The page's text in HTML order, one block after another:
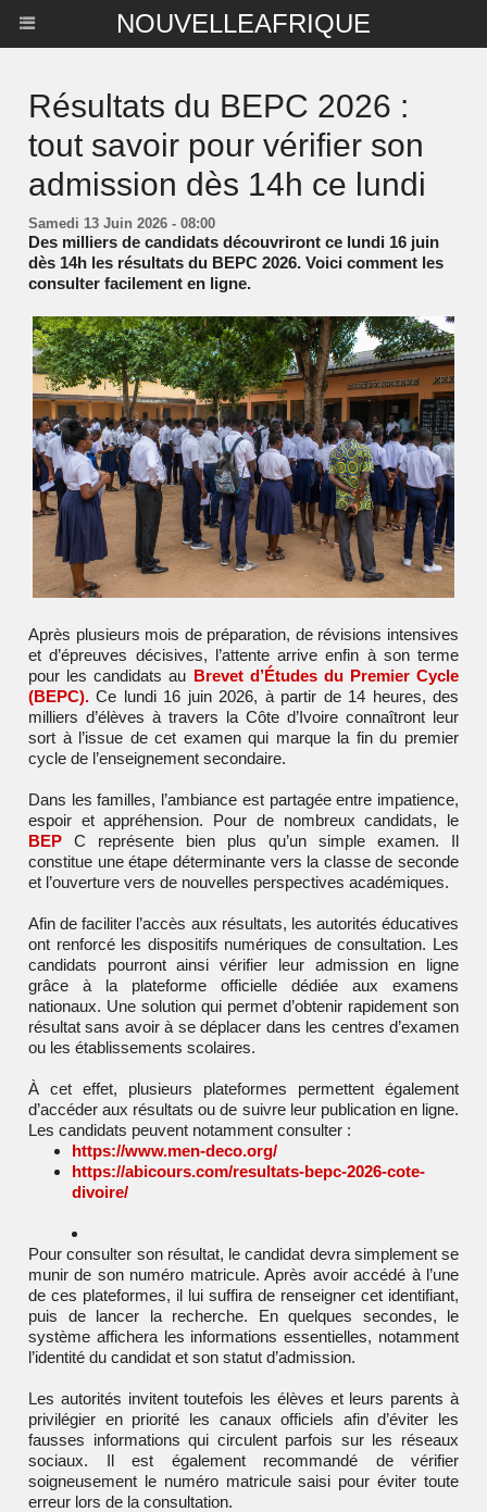
NOUVELLEAFRIQUE
Résultats du BEPC 2026 :
tout savoir pour vérifier son
admission dès 14h ce lundi
Samedi 13 Juin 2026 - 08:00
Des milliers de candidats découvriront ce lundi 16 juin
dès 14h les résultats du BEPC 2026. Voici comment les
consulter facilement en ligne.
Après plusieurs mois de préparation, de révisions intensives
et d’épreuves décisives, l’attente arrive enfin à son terme
pour les candidats au Brevet d’Études du Premier Cycle
(BEPC). Ce lundi 16 juin 2026, à partir de 14 heures, des
milliers d’élèves à travers la Côte d’Ivoire connaîtront leur
sort à l’issue de cet examen qui marque la fin du premier
cycle de l’enseignement secondaire.
Dans les familles, l’ambiance est partagée entre impatience,
espoir et appréhension. Pour de nombreux candidats, le
BEP C représente bien plus qu’un simple examen. Il
constitue une étape déterminante vers la classe de seconde
et l’ouverture vers de nouvelles perspectives académiques.
Afin de faciliter l’accès aux résultats, les autorités éducatives
ont renforcé les dispositifs numériques de consultation. Les
candidats pourront ainsi vérifier leur admission en ligne
grâce à la plateforme officielle dédiée aux examens
nationaux. Une solution qui permet d’obtenir rapidement son
résultat sans avoir à se déplacer dans les centres d’examen
ou les établissements scolaires.
À cet effet, plusieurs plateformes permettent également
d’accéder aux résultats ou de suivre leur publication en ligne.
Les candidats peuvent notamment consulter :
https://www.men-deco.org/
https://abicours.com/resultats-bepc-2026-cote-
divoire/
Pour consulter son résultat, le candidat devra simplement se
munir de son numéro matricule. Après avoir accédé à l’une
de ces plateformes, il lui suffira de renseigner cet identifiant,
puis de lancer la recherche. En quelques secondes, le
système affichera les informations essentielles, notamment
l’identité du candidat et son statut d’admission.
Les autorités invitent toutefois les élèves et leurs parents à
privilégier en priorité les canaux officiels afin d’éviter les
fausses informations qui circulent parfois sur les réseaux
sociaux. Il est également recommandé de vérifier
soigneusement le numéro matricule saisi pour éviter toute
erreur lors de la consultation.